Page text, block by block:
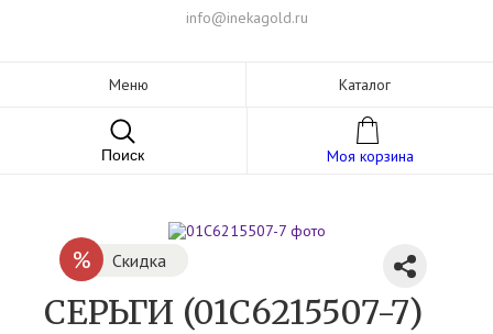
info@inekagold.ru
Меню Каталог
Поиск Моя корзина
% Скидка
СЕРЬГИ (01С6215507-7)